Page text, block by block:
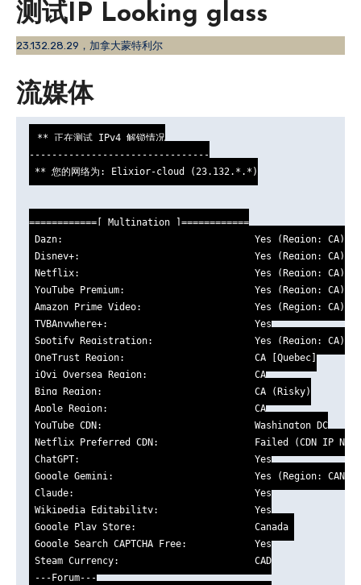
测试IP Looking glass
23.132.28.29，加拿大蒙特利尔
流媒体
** 正在测试 IPv4 解锁情况
--------------------------------
** 您的网络为: Elixior-cloud (23.132.*.*)
============[ Multination ]============
Dazn:                                  Yes (Region: CA)
Disney+:                               Yes (Region: CA)
Netflix:                               Yes (Region: CA)
YouTube Premium:                       Yes (Region: CA)
Amazon Prime Video:                    Yes (Region: CA)
TVBAnywhere+:                          Yes
Spotify Registration:                  Yes (Region: CA)
OneTrust Region:                       CA [Quebec]
iQyi Oversea Region:                   CA
Bing Region:                           CA (Risky)
Apple Region:                          CA
YouTube CDN:                           Washington DC
Netflix Preferred CDN:                 Failed (CDN IP Not
ChatGPT:                               Yes
Google Gemini:                         Yes (Region: CAN)
Claude:                                Yes
Wikipedia Editability:                 Yes
Google Play Store:                     Canada
Google Search CAPTCHA Free:            Yes
Steam Currency:                        CAD
---Forum---